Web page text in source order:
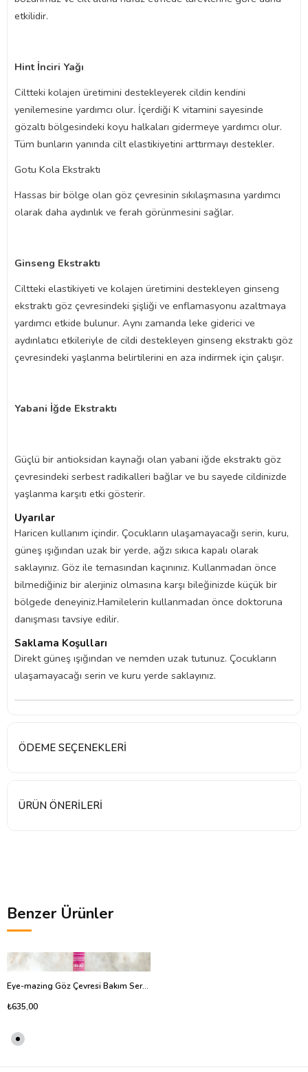
etkilidir.
Hint İnciri Yağı
Ciltteki kolajen üretimini destekleyerek cildin kendini
yenilemesine yardımcı olur. İçerdiği K vitamini sayesinde
gözaltı bölgesindeki koyu halkaları gidermeye yardımcı olur.
Tüm bunların yanında cilt elastikiyetini arttırmayı destekler.
Gotu Kola Ekstraktı
Hassas bir bölge olan göz çevresinin sıkılaşmasına yardımcı
olarak daha aydınlık ve ferah görünmesini sağlar.
Ginseng Ekstraktı
Ciltteki elastikiyeti ve kolajen üretimini destekleyen ginseng
ekstraktı göz çevresindeki şişliği ve enflamasyonu azaltmaya
yardımcı etkide bulunur. Aynı zamanda leke giderici ve
aydınlatıcı etkileriyle de cildi destekleyen ginseng ekstraktı göz
çevresindeki yaşlanma belirtilerini en aza indirmek için çalışır.
Yabani İğde Ekstraktı
Güçlü bir antioksidan kaynağı olan yabani iğde ekstraktı göz
çevresindeki serbest radikalleri bağlar ve bu sayede cildinizde
yaşlanma karşıtı etki gösterir.
Uyarılar
Haricen kullanım içindir. Çocukların ulaşamayacağı serin, kuru,
güneş ışığından uzak bir yerde, ağzı sıkıca kapalı olarak
saklayınız. Göz ile temasından kaçınınız. Kullanmadan önce
bilmediğiniz bir alerjiniz olmasına karşı bileğinizde küçük bir
bölgede deneyiniz.Hamilelerin kullanmadan önce doktoruna
danışması tavsiye edilir.
Saklama Koşulları
Direkt güneş ışığından ve nemden uzak tutunuz. Çocukların
ulaşamayacağı serin ve kuru yerde saklayınız.
ÖDEME SEÇENEKLERI
ÜRÜN ÖNERILERI
Benzer Ürünler
Eye-mazing Göz Çevresi Bakım Serumu Ahududu&Papatya
₺635,00